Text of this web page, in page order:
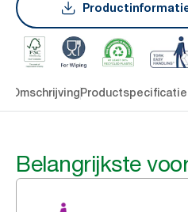
Omschrijving
Belangrijkste